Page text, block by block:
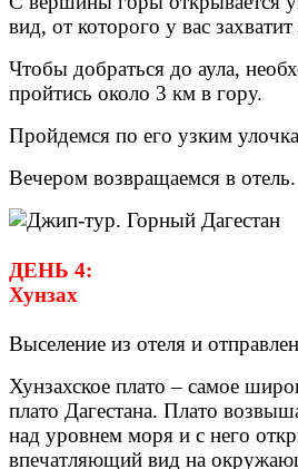
вид, от которого у вас
Чтобы добраться до аула,
пройтись около 3 км в гору.
Пройдемся по его узким
Вечером возвращаемся в отель.
ДЕНЬ 4:
Хунзах
Выселение из отеля и
Хунзахское плато – самое
плато Дагестана. Плато
над уровнем моря и с него
впечатляющий вид на